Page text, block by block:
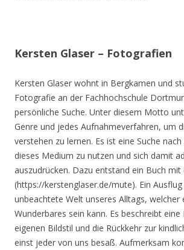
Kersten Glaser – Fotografien
Kersten Glaser wohnt in Bergkamen und
Fotografie an der Fachhochschule
persönliche Suche. Unter diesem Motto
Genre und jedes Aufnahmeverfahren, um
verstehen zu lernen. Es ist eine Suche
dieses Medium zu nutzen und sich damit
auszudrücken. Dazu entstand ein Buch mit
(https://kerstenglaser.de/mute). Ein Ausflug
unbeachtete Welt unseres Alltags, welcher
Wunderbares sein kann. Es beschreibt eine
eigenen Bildstil und die Rückkehr zur
einst jeder von uns besaß. Aufmerksam